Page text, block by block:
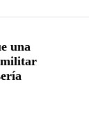
una
militar